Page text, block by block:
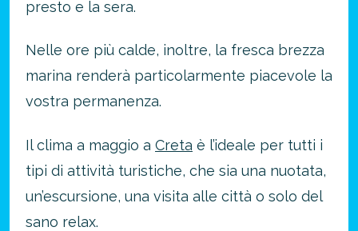
presto e la sera.
Nelle ore più calde, inoltre, la fresca brezza
marina renderà particolarmente piacevole la
vostra permanenza.
Il clima a maggio a Creta è l’ideale per tutti i
tipi di attività turistiche, che sia una nuotata,
un’escursione, una visita alle città o solo del
sano relax.